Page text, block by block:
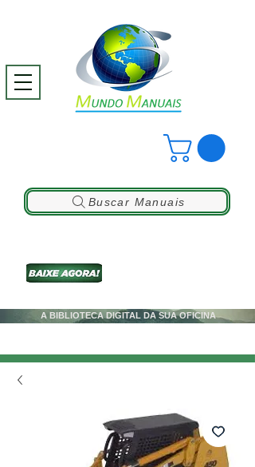
A BIBLIOTECA DIGITAL DA SUA OFICINA
Buscar Manuais